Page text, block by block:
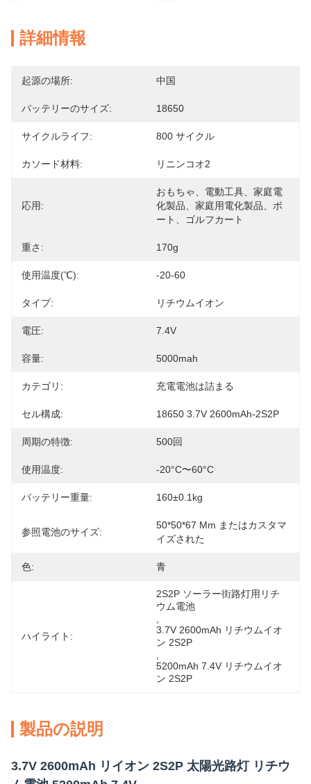
詳細情報
起源の場所: 中国
バッテリーのサイズ: 18650
サイクルライフ: 800 サイクル
カソード材料: リニンコオ2
応用:
おもちゃ、電動工具、家庭電
化製品、家庭用電化製品、ボ
ート、ゴルフカート
重さ: 170g
使用温度(℃): -20-60
タイプ: リチウムイオン
電圧: 7.4V
容量: 5000mah
カテゴリ: 充電電池は詰まる
セル構成: 18650 3.7V 2600mAh-2S2P
周期の特徴: 500回
使用温度: -20°C〜60°C
バッテリー重量: 160±0.1kg
参照電池のサイズ:
50*50*67 Mm またはカスタマ
イズされた
色: 青
ハイライト:
2S2P ソーラー街路灯用リチ
ウム電池
3.7V 2600mAh リチウムイオ
ン 2S2P
5200mAh 7.4V リチウムイオ
ン 2S2P
製品の説明
3.7V 2600mAh リイオン 2S2P 太陽光路灯 リチウ